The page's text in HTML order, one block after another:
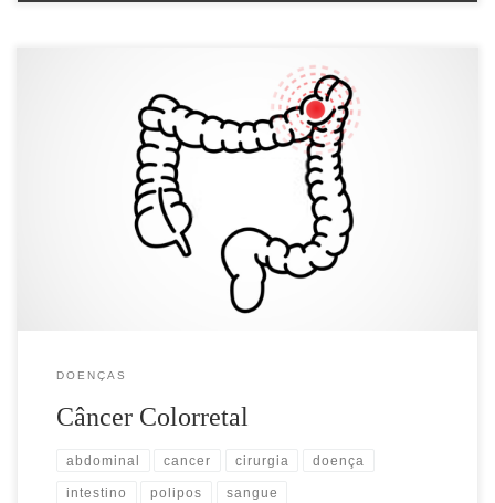
O que é o câncer colorretal? São tumores malignos que podem
comprometer todo o intestino grosso (cólon) e o reto. Podem
atingir tanto homens quanto mulheres, sendo a primeira causa de
câncer do aparelho digestivo e a terceira em incidência entre todos
os tumores malignos em nosso país. Segundo o […]
DOENÇAS
Câncer Colorretal
abdominal cancer cirurgia doença
intestino polipos sangue